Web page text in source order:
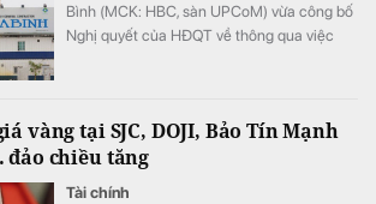
Bình (MCK: HBC, sàn UPCoM) vừa công bố
Nghị quyết của HĐQT về thông qua việc
vàng tại SJC, DOJI, Bảo Tín Mạnh
đảo chiều tăng
Tài chính